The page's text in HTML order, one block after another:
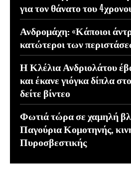
για τον θάνατο του
Ανδρομάχη: «Κάποιοι
κατώτεροι των
Η Κλέλια Ανδριολάτου
και έκανε γιόγκα δίπλα
δείτε βίντεο
Φωτιά τώρα σε χαμηλή
Παγούρια Κομοτηνής,
Πυροσβεστικής